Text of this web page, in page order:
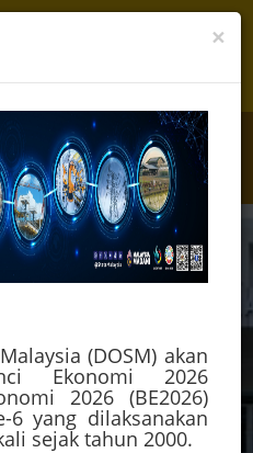
Bandar Sibu
Archive More
×
(DOSM) akan
Ekonomi 2026
2026 (BE2026)
6 yang dilaksanakan
sejak tahun 2000.